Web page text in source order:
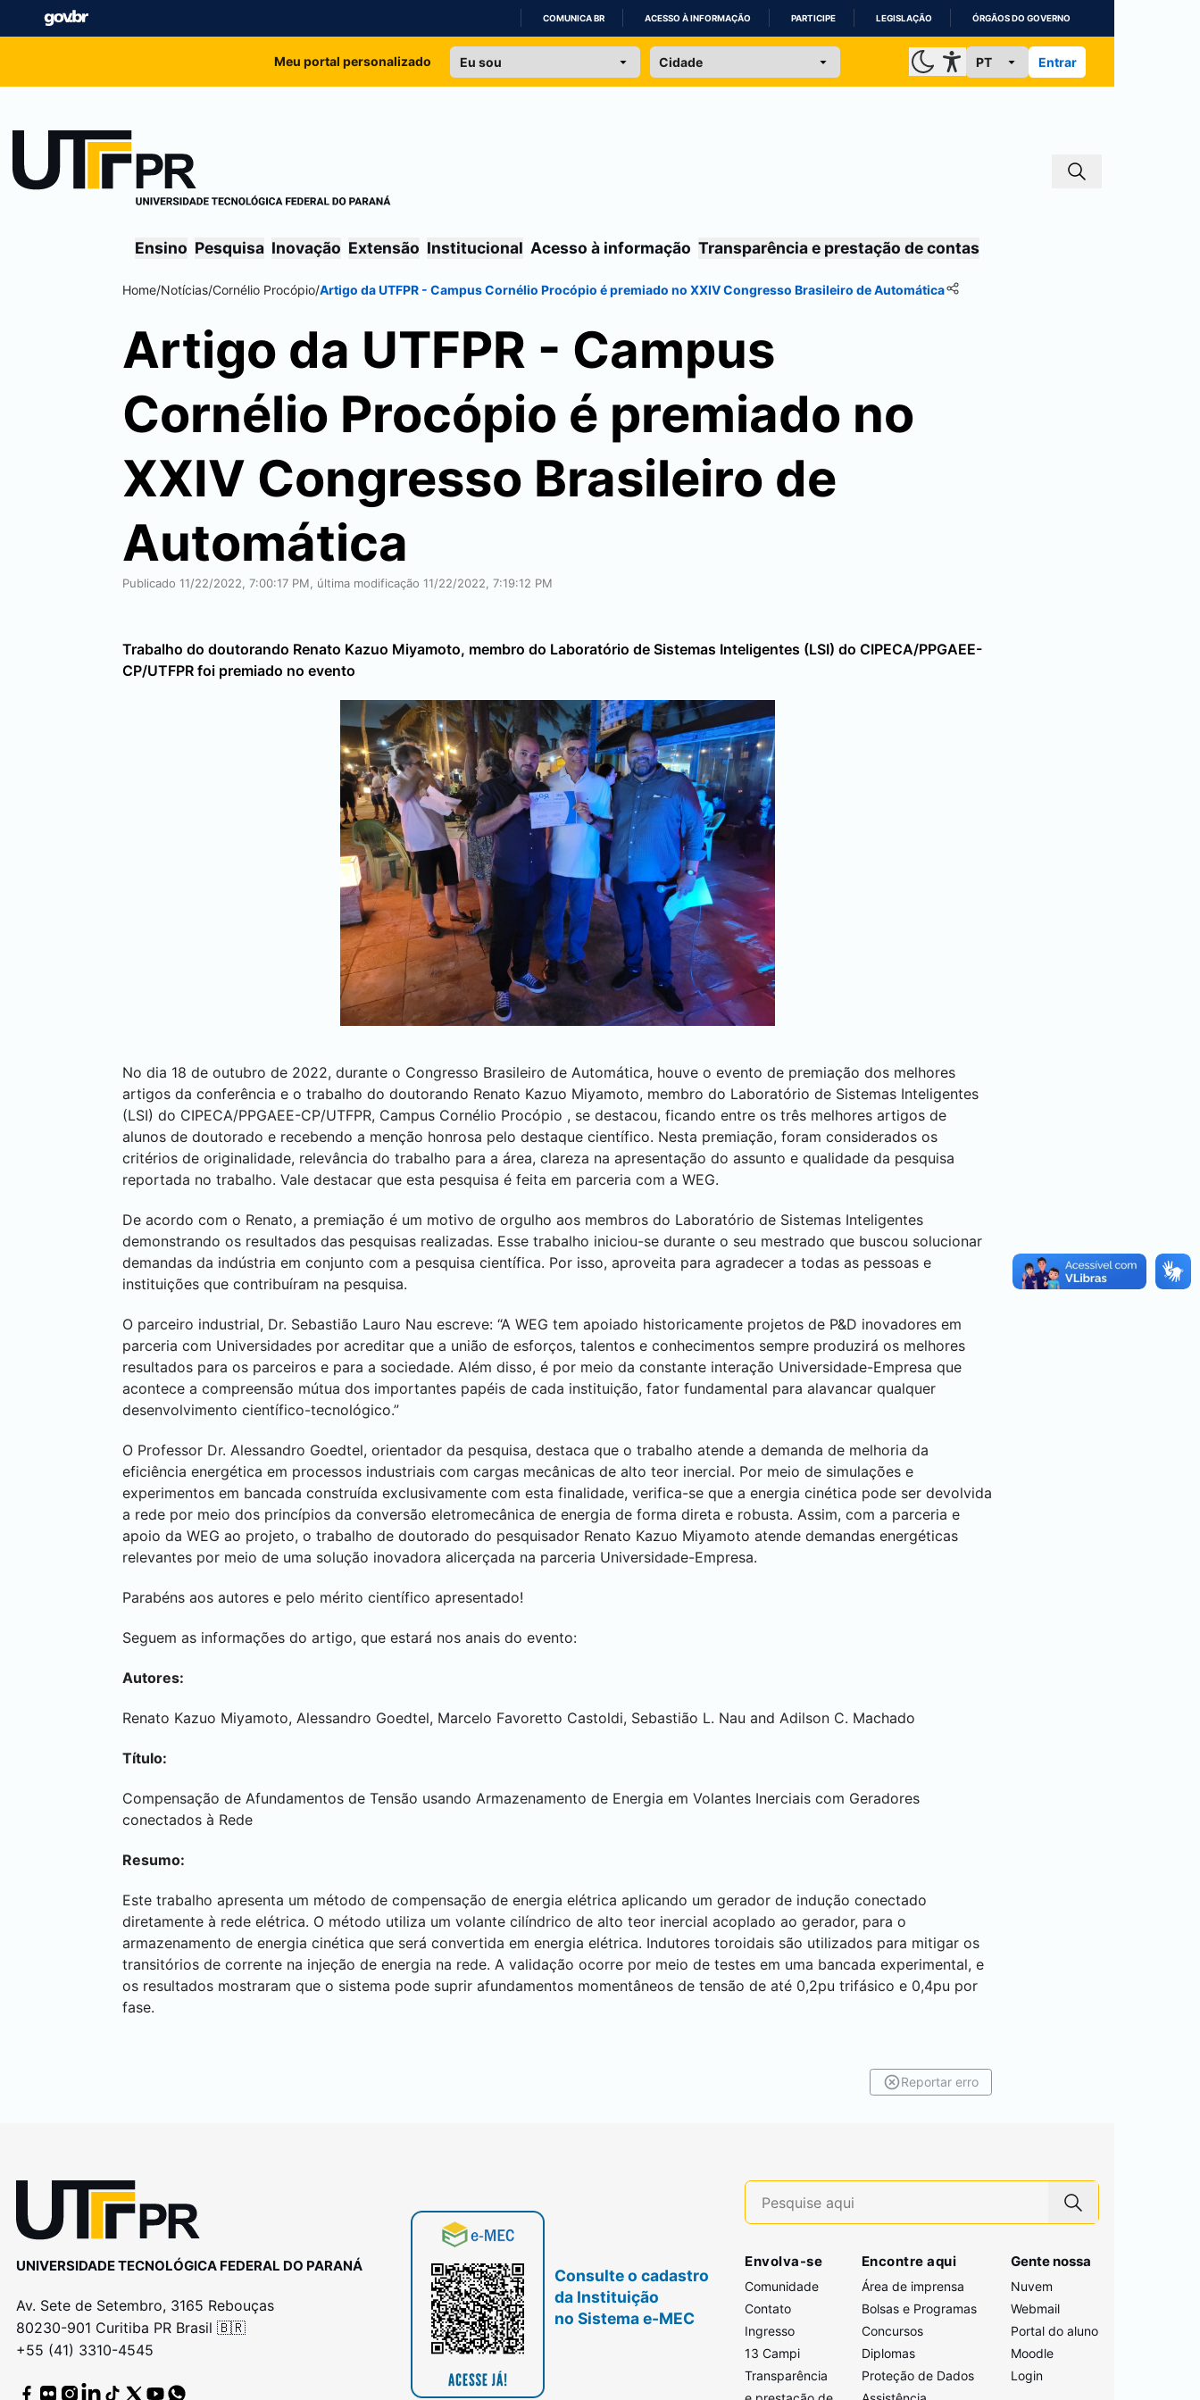
IR
COMUNICA BR ACESSO À INFORMAÇÃO PARTICIPE LEGISLAÇÃO ÓRGÃOS DO GOVERNO
Meu portal personalizado Entrar
Ensino Pesquisa Inovação Extensão Institucional Acesso à informação Transparência e prestação de contas
Home/Notícias/Cornélio Procópio/Artigo da UTFPR - CampusCornélio Procópio é premiado no XXIV Congresso Brasileiro de Automática
Artigo da UTFPR - Campus
Cornélio Procópio é premiado no
XXIV Congresso Brasileiro de
Automática
Publicado 11/22/2022, 7:00:17 PM, última modificação 11/22/2022, 7:19:12 PM
Trabalho do doutorando Renato Kazuo Miyamoto, membro do Laboratório de Sistemas Inteligentes (LSI) do CIPECA/PPGAEE-
CP/UTFPR foi premiado no evento
No dia 18 de outubro de 2022, durante o Congresso Brasileiro de Automática, houve o evento de premiação dos melhores
artigos da conferência e o trabalho do doutorando Renato Kazuo Miyamoto, membro do Laboratório de Sistemas Inteligentes
(LSI) do CIPECA/PPGAEE-CP/UTFPR, Campus Cornélio Procópio , se destacou, ficando entre os três melhores artigos de
alunos de doutorado e recebendo a menção honrosa pelo destaque científico. Nesta premiação, foram considerados os
critérios de originalidade, relevância do trabalho para a área, clareza na apresentação do assunto e qualidade da pesquisa
reportada no trabalho. Vale destacar que esta pesquisa é feita em parceria com a WEG.
De acordo com o Renato, a premiação é um motivo de orgulho aos membros do Laboratório de Sistemas Inteligentes
demonstrando os resultados das pesquisas realizadas. Esse trabalho iniciou-se durante o seu mestrado que buscou solucionar
demandas da indústria em conjunto com a pesquisa científica. Por isso, aproveita para agradecer a todas as pessoas e
instituições que contribuíram na pesquisa.
O parceiro industrial, Dr. Sebastião Lauro Nau escreve: “A WEG tem apoiado historicamente projetos de P&D inovadores em
parceria com Universidades por acreditar que a união de esforços, talentos e conhecimentos sempre produzirá os melhores
resultados para os parceiros e para a sociedade. Além disso, é por meio da constante interação Universidade-Empresa que
acontece a compreensão mútua dos importantes papéis de cada instituição, fator fundamental para alavancar qualquer
desenvolvimento científico-tecnológico.”
O Professor Dr. Alessandro Goedtel, orientador da pesquisa, destaca que o trabalho atende a demanda de melhoria da
eficiência energética em processos industriais com cargas mecânicas de alto teor inercial. Por meio de simulações e
experimentos em bancada construída exclusivamente com esta finalidade, verifica-se que a energia cinética pode ser devolvida
a rede por meio dos princípios da conversão eletromecânica de energia de forma direta e robusta. Assim, com a parceria e
apoio da WEG ao projeto, o trabalho de doutorado do pesquisador Renato Kazuo Miyamoto atende demandas energéticas
relevantes por meio de uma solução inovadora alicerçada na parceria Universidade-Empresa.
Parabéns aos autores e pelo mérito científico apresentado!
Seguem as informações do artigo, que estará nos anais do evento:
Autores:
Renato Kazuo Miyamoto, Alessandro Goedtel, Marcelo Favoretto Castoldi, Sebastião L. Nau and Adilson C. Machado
Título:
Compensação de Afundamentos de Tensão usando Armazenamento de Energia em Volantes Inerciais com Geradores
conectados à Rede
Resumo:
Este trabalho apresenta um método de compensação de energia elétrica aplicando um gerador de indução conectado
diretamente à rede elétrica. O método utiliza um volante cilíndrico de alto teor inercial acoplado ao gerador, para o
armazenamento de energia cinética que será convertida em energia elétrica. Indutores toroidais são utilizados para mitigar os
transitórios de corrente na injeção de energia na rede. A validação ocorre por meio de testes em uma bancada experimental, e
os resultados mostraram que o sistema pode suprir afundamentos momentâneos de tensão de até 0,2pu trifásico e 0,4pu por
fase.
Reportar erro
UNIVERSIDADE TECNOLÓGICA FEDERAL DO PARANÁ
Av. Sete de Setembro, 3165 Rebouças
80230-901 Curitiba PR Brasil 🇧🇷
+55 (41) 3310-4545
Consulte o cadastro
da Instituição
no Sistema e-MEC
Envolva-se
Comunidade
Contato
Ingresso
13 Campi
Transparência
Encontre aqui
Área de imprensa
Bolsas e Programas
Concursos
Diplomas
Proteção de Dados
Gente nossa
Nuvem
Webmail
Portal do aluno
Moodle
Login